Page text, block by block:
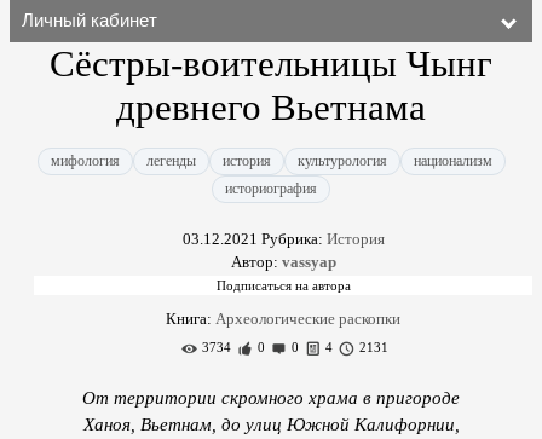
Личный кабинет
Сёстры-воительницы Чынг
древнего Вьетнама
мифология легенды история культурология
национализм
историография
03.12.2021 Рубрика: История
Автор: vassyap
Книга: Археологические раскопки
3734 0 0 4 2131
От территории скромного храма в пригороде
Ханоя, Вьетнам, до улиц Южной Калифорнии,